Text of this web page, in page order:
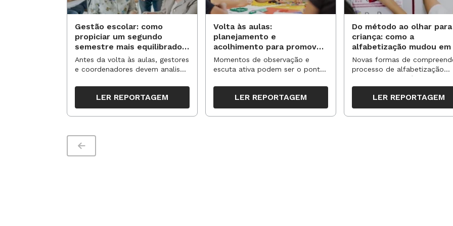
Gestão escolar: como
propiciar um segundo
semestre mais equilibrado
para os professores?
Antes da volta às aulas, gestores
e coordenadores devem analisar
organizar ações para orientar o
trabalho pedagógico ao longo
do período
LER REPORTAGEM
Volta às aulas:
planejamento e
acolhimento para promover
novas aprendizagens
Momentos de observação e
escuta ativa podem ser o ponto
tempos, espaços e propostas no
segundo semestre
LER REPORTAGEM
Do método ao olhar para
criança: como a
alfabetização mudou em
anos?
Novas formas de
processo de alfabetização
influenciaram políticas e
práticas, transformando o
da leitura e da escrita
LER REPORTAGEM